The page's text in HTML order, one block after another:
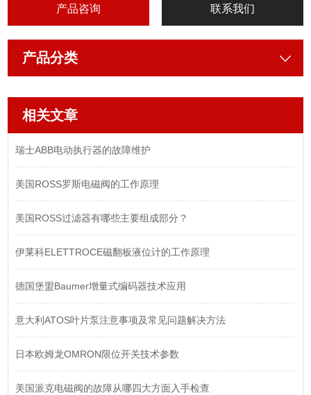
产品咨询 联系我们
产品分类
相关文章
瑞士ABB电动执行器的故障维护
美国ROSS罗斯电磁阀的工作原理
美国ROSS过滤器有哪些主要组成部分？
伊莱科ELETTROCE磁翻板液位计的工作原理
德国堡盟Baumer增量式编码器技术应用
意大利ATOS叶片泵注意事项及常见问题解决方法
日本欧姆龙OMRON限位开关技术参数
美国派克电磁阀的故障从哪四大方面入手检查